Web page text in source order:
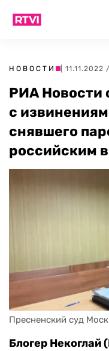
НОВОСТИ | 11.11.2022
РИА Новости
с
снявшего
российским
Пресненский суд
Блогер Некоглай